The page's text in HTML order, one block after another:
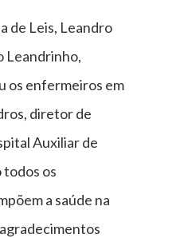
de Leis, Leandro
Leandrinho,
os enfermeiros em
diretor de
Auxiliar de
todos os
a saúde na